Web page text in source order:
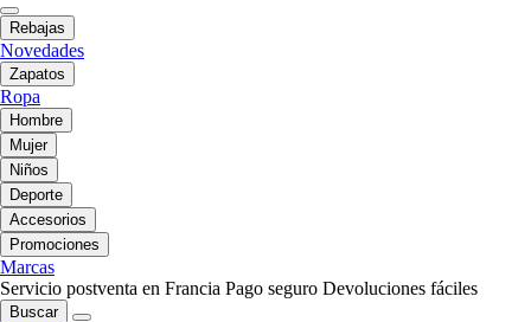
Rebajas
Novedades
Zapatos
Ropa
Hombre
Mujer
Niños
Deporte
Accesorios
Promociones
Marcas
Servicio postventa en Francia Pago seguro Devoluciones fáciles
Buscar